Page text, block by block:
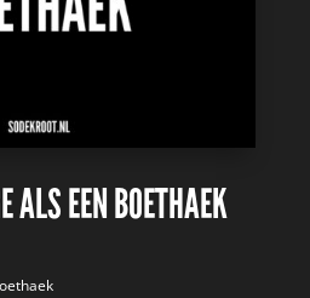
ALS EEN BOETHAEK